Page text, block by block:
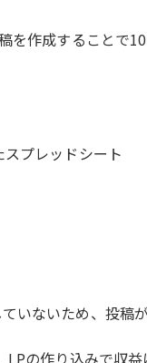
作成することで
プレッドシート
いないため、投
の作り込みで収益